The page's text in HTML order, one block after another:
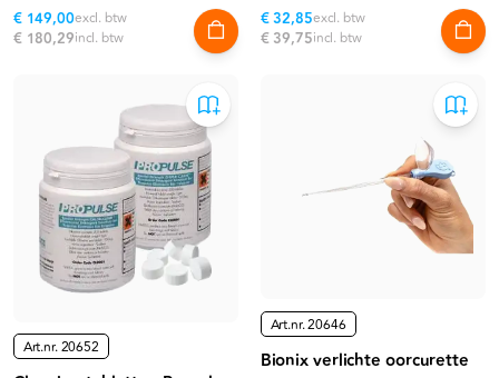
€ 149,00excl. btw
€ 180,29incl. btw
€ 32,85excl. btw
€ 39,75incl. btw
Art.nr.20652
Art.nr.20646
Bionix verlichte oorcurette